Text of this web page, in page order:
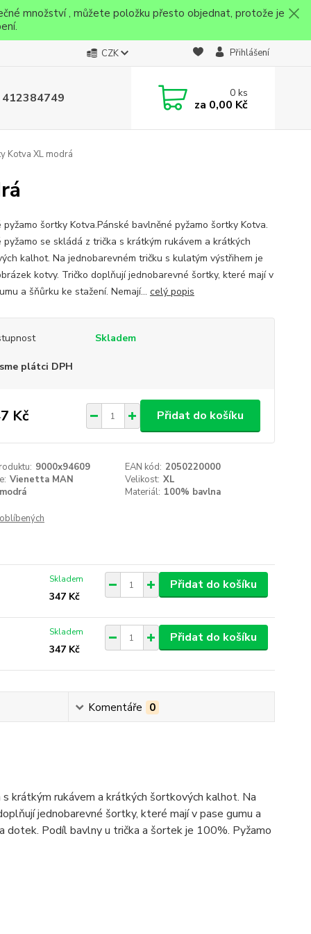
množství , můžete položku přesto objednat, protože je
CZK Přihlášení
0ks
za 0,00 Kč
Kotva XL modrá
pyžamo šortky Kotva.Pánské bavlněné pyžamo šortky Kotva.
pyžamo se skládá z trička s krátkým rukávem a krátkých
kalhot. Na jednobarevném tričku s kulatým výstřihem je
kotvy. Tričko doplňují jednobarevné šortky, které mají v
a šňůrku ke stažení. Nemají... celý popis
Skladem
plátci DPH
Kč Přidat do košíku
9000x94609 EAN kód: 2050220000
Vienetta MAN Velikost: XL
modrá Materiál: 100% bavlna
347 Kč
Skladem Přidat do košíku
347 Kč
Skladem Přidat do košíku
Komentáře 0
krátkým rukávem a krátkých šortkových kalhot. Na
jednobarevné šortky, které mají v pase gumu a
dotek. Podíl bavlny u trička a šortek je 100%. Pyžamo